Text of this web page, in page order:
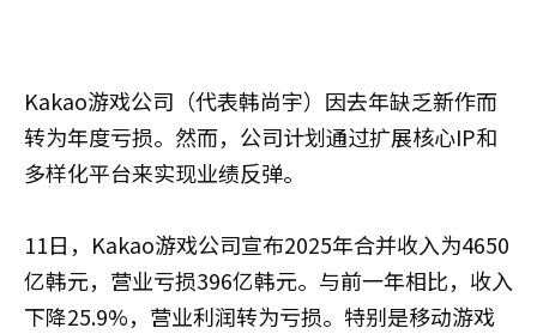
Kakao游戏公司（代表韩尚宇）因去年缺乏新作而
转为年度亏损。然而，公司计划通过扩展核心IP和
多样化平台来实现业绩反弹。
11日，Kakao游戏公司宣布2025年合并收入为4650
亿韩元，营业亏损396亿韩元。与前一年相比，收入
下降25.9%，营业利润转为亏损。特别是移动游戏